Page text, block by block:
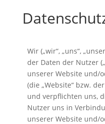
Wir („wir“, „uns“,
der Daten der Nutzer
unserer Website und/
(die „Website“ bzw.
und verpflichten uns,
Nutzer uns in
unserer Website und/